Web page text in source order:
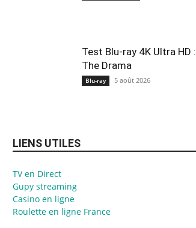
Test Blu-ray 4K Ultra HD :
The Drama
Blu-ray 5 août 2026
LIENS UTILES
TV en Direct
Gupy streaming
Casino en ligne
Roulette en ligne France